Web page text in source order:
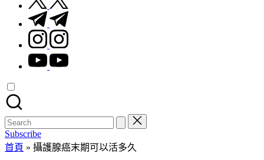
t.me
instagram.com
youtube.com
Search
for:
Subscribe
首頁 » 攝護腺癌末期可以活多久